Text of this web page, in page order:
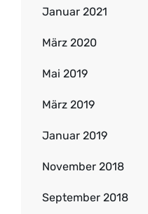
Januar 2021
März 2020
Mai 2019
März 2019
Januar 2019
November 2018
September 2018